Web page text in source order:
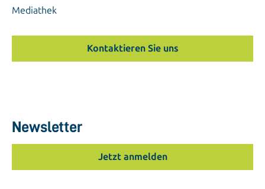
Mediathek
Kontaktieren Sie uns
Newsletter
Jetzt anmelden